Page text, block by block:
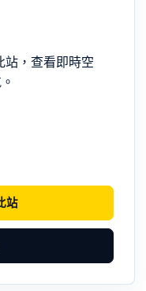
站，查看即時空
站